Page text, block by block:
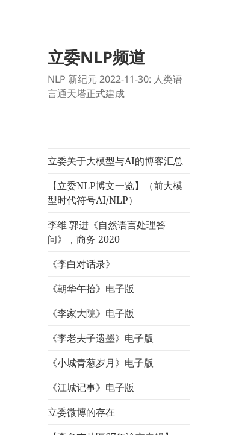
立委NLP频道
NLP 新纪元 2022-11-30: 人类语
言通天塔正式建成
立委关于大模型与AI的博客汇总
【立委NLP博文一览】（前大模
型时代符号AI/NLP）
李维 郭进《自然语言处理答
问》，商务 2020
《李白对话录》
《朝华午拾》电子版
《李家大院》电子版
《李老夫子遗墨》电子版
《小城青葱岁月》电子版
《江城记事》电子版
立委微博的存在